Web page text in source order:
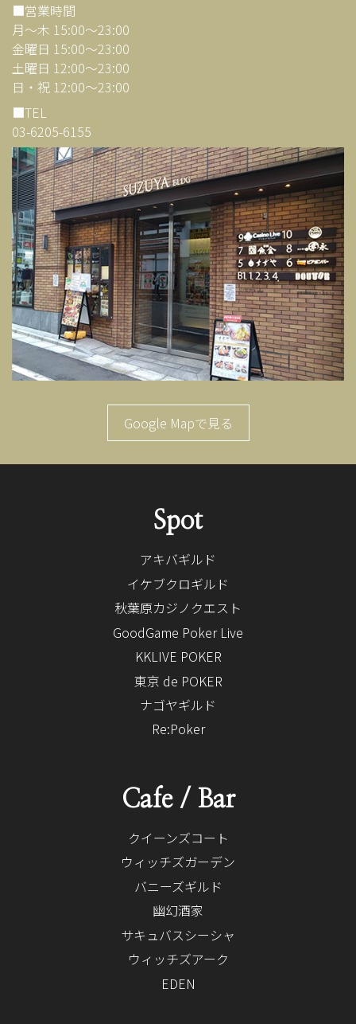
■営業時間
月～木 15:00～23:00
金曜日 15:00～23:00
土曜日 12:00～23:00
日・祝 12:00～23:00
■TEL
03-6205-6155
Google Mapで見る
Spot
アキバギルド
イケブクロギルド
秋葉原カジノクエスト
GoodGame Poker Live
KKLIVE POKER
東京 de POKER
ナゴヤギルド
Re:Poker
Cafe / Bar
クイーンズコート
ウィッチズガーデン
バニーズギルド
幽幻酒家
サキュバスシーシャ
ウィッチズアーク
EDEN